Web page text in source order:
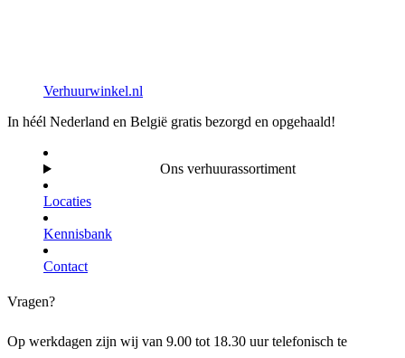
Verhuurwinkel.nl
In héél Nederland en België gratis bezorgd en opgehaald!
Ons verhuurassortiment
Locaties
Kennisbank
Contact
Vragen?
Op werkdagen zijn wij van 9.00 tot 18.30 uur telefonisch te